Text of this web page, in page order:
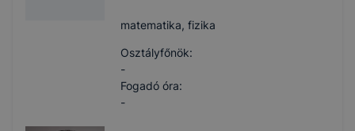
matematika, fizika
Osztályfőnök:
-
Fogadó óra:
-